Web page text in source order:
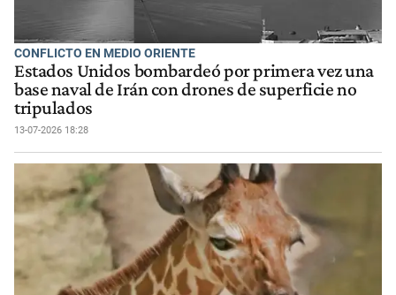
CONFLICTO EN MEDIO ORIENTE
Estados Unidos bombardeó por primera vez una
base naval de Irán con drones de superficie no
tripulados
13-07-2026 18:28